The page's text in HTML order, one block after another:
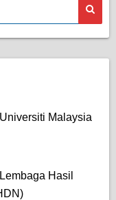
Malaysia
Hasil